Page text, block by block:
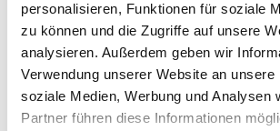
personalisieren, Funktionen für soziale
zu können und die Zugriffe auf unsere
analysieren. Außerdem geben wir
Verwendung unserer Website an unsere
soziale Medien, Werbung und Analysen
Partner führen diese Informationen
Recruiting
interne Kommunikation
Personalverwaltung
Personalentwicklung
Arbeitsrecht
Personalführung
Preisbildung